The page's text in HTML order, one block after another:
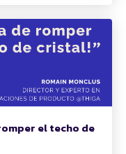
el techo de